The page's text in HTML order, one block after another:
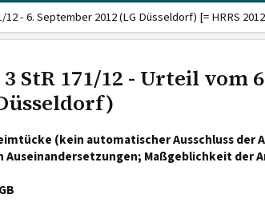
12 - 6. September 2012 (LG Düsseldorf) [= HRRS
3 StR 171/12 - Urteil vom
(kein automatischer Ausschluss der
Auseinandersetzungen; Maßgeblichkeit der